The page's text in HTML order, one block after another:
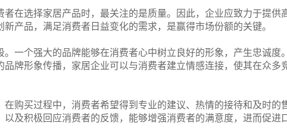
在选择家居产品时，最关注的是质量。因此，企业应致力于提供
产品，满足消费者日益变化的需求，是赢得市场份额的关键。
一个强大的品牌能够在消费者心中树立良好的形象，产生忠诚度
牌形象传播，家居企业可以与消费者建立情感连接，使其在众多
购买过程中，消费者希望得到专业的建议、热情的接待和及时的
及积极回应消费者的反馈，能够增强消费者的满意度，进而促进